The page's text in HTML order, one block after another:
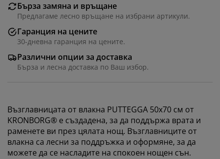
Бърза замяна и връщане
Предлагаме лесно връщане на избрани артикули.
Гаранция на цените
30-дневна гаранция на цените.
Различни опции за доставка
Бърза и лесна доставка по Ваш избор.
Възглавницата от влакна PUTTEGGA 50x70 см от
KRONBORG® е създадена, за да поддържа врата и
раменете ви през цялата нощ. Възглавниците от
влакна са лесни за поддръжка и оформяне, за да
можете да се насладите на спокоен нощен сън.